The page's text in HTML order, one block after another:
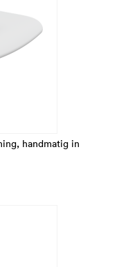
handmatig in
inbegrepen)